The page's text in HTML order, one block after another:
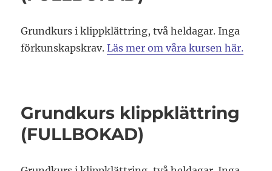
Grundkurs i klippklättring, två heldagar. Inga
förkunskapskrav.Läs mer om våra kursen här.
Grundkurs klippklättring
(FULLBOKAD)